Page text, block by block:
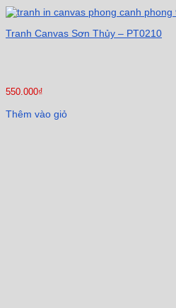
Tranh Canvas Sơn Thủy – PT0210
550.000₫
Thêm vào giỏ